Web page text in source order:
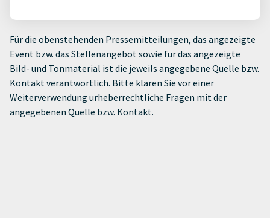
Für die obenstehenden Pressemitteilungen, das angezeigte
Event bzw. das Stellenangebot sowie für das angezeigte
Bild- und Tonmaterial ist die jeweils angegebene Quelle bzw.
Kontakt verantwortlich. Bitte klären Sie vor einer
Weiterverwendung urheberrechtliche Fragen mit der
angegebenen Quelle bzw. Kontakt.